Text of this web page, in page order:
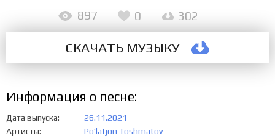
СКАЧАТЬ МУЗЫКУ
897 0 302
Информация о песне:
Дата выпуска
26.11.2021
Артисты
Po'latjon Toshmatov